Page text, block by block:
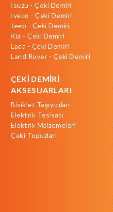
Isuzu - Çeki Demiri
Iveco - Çeki Demiri
Jeep - Çeki Demiri
Kia - Çeki Demiri
Lada - Çeki Demiri
Land Rover - Çeki Demiri
ÇEKİ DEMİRİ
AKSESUARLARI
Bisiklet Taşıyıcıları
Elektrik Tesisatı
Elektrik Malzemeleri
Çeki Topuzları